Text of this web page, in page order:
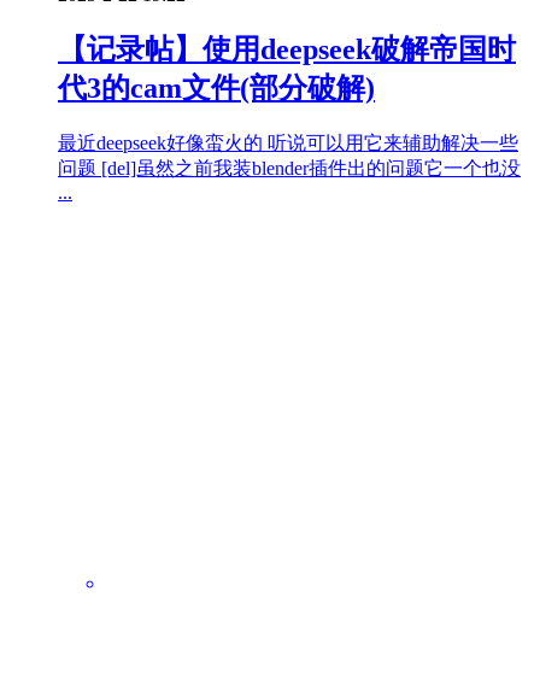
【记录帖】使用deepseek破解帝国时
代3的cam文件(部分破解)
最近deepseek好像蛮火的 听说可以用它来辅助解决一些
问题 [del]虽然之前我装blender插件出的问题它一个也没
...